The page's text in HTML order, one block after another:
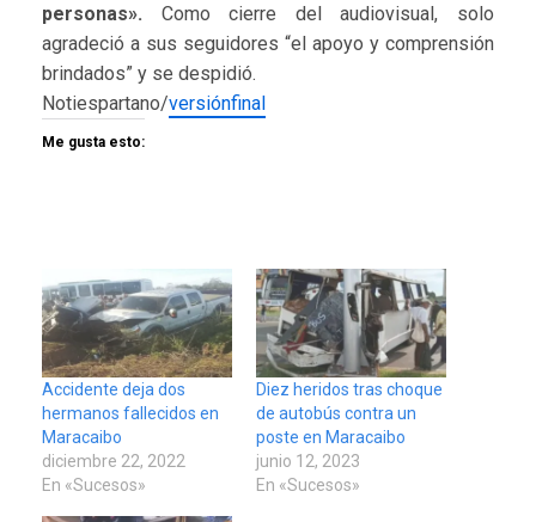
personas». Como cierre del audiovisual, solo
agradeció a sus seguidores “el apoyo y comprensión
brindados” y se despidió.
Notiespartano/versiónfinal
Me gusta esto:
Accidente deja dos
hermanos fallecidos en
Maracaibo
diciembre 22, 2022
En «Sucesos»
Diez heridos tras choque
de autobús contra un
poste en Maracaibo
junio 12, 2023
En «Sucesos»